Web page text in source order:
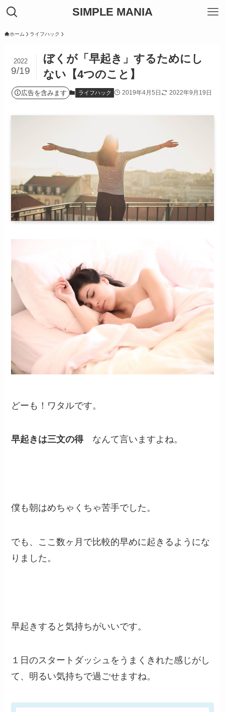
SIMPLE MANIA
ホーム ライフハック
ぼくが「早起き」するためにし
ない【4つのこと】
2022
9/19
広告を含みます ライフハック 2019年4月5日 2022年9月19日
どーも！ワタルです。
早起きは三文の得 なんて言いますよね。
僕も朝はめちゃくちゃ苦手でした。
でも、ここ数ヶ月で比較的早めに起きるようにな
りました。
早起きすると気持ちがいいです。
１日のスタートダッシュをうまくきれた感じがし
て、明るい気持ちで過ごせますね。